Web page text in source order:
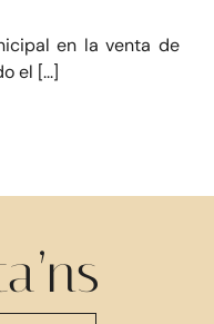
en la venta de
el [...]